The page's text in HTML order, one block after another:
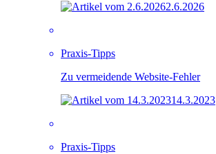
2.6.2026
Praxis-Tipps
Zu vermeidende Website-Fehler
14.3.2023
Praxis-Tipps